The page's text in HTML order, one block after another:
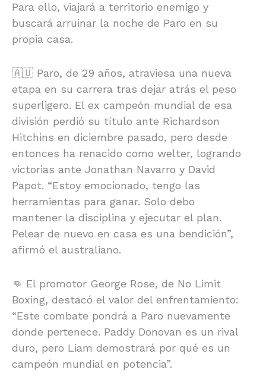
Para ello, viajará a territorio enemigo y
buscará arruinar la noche de Paro en su
propia casa.
🇦🇺 Paro, de 29 años, atraviesa una nueva
etapa en su carrera tras dejar atrás el peso
superligero. El ex campeón mundial de esa
división perdió su título ante Richardson
Hitchins en diciembre pasado, pero desde
entonces ha renacido como welter, logrando
victorias ante Jonathan Navarro y David
Papot. “Estoy emocionado, tengo las
herramientas para ganar. Solo debo
mantener la disciplina y ejecutar el plan.
Pelear de nuevo en casa es una bendición”,
afirmó el australiano.
👊 El promotor George Rose, de No Limit
Boxing, destacó el valor del enfrentamiento:
“Este combate pondrá a Paro nuevamente
donde pertenece. Paddy Donovan es un rival
duro, pero Liam demostrará por qué es un
campeón mundial en potencia”.